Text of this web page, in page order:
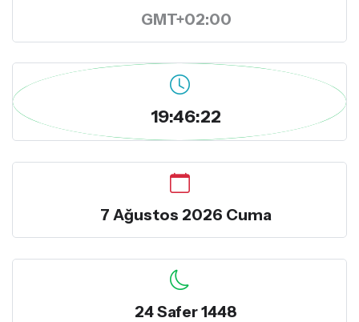
GMT+02:00
19:46:23
7 Ağustos 2026 Cuma
24 Safer 1448